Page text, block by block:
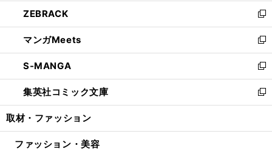
く
で
開
く
ド
ウ
で
開
く
ウ
ィ
ン
ド
ウ
で
開
く
し
い
ウ
ィ
ン
ド
ウ
で
開
ZEBRACK
新
し
い
ウ
ィ
ン
ド
ウ
開
マンガMeets
新
し
い
ウ
ィ
ン
ウ
S-MANGA
新
し
い
ウ
ン
集英社コミック文庫
新
し
ウ
取材・ファッション
ファッション・美容